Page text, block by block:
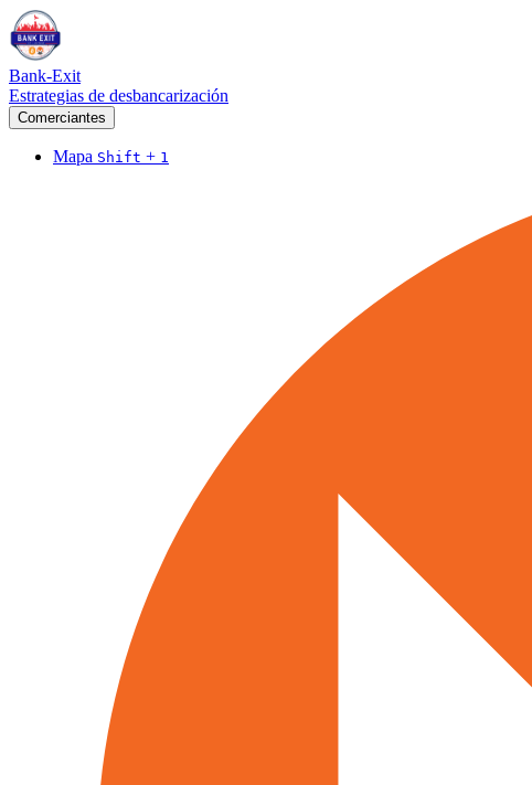
Bank-Exit
Estrategias de desbancarización
Comerciantes
Mapa Shift + 1